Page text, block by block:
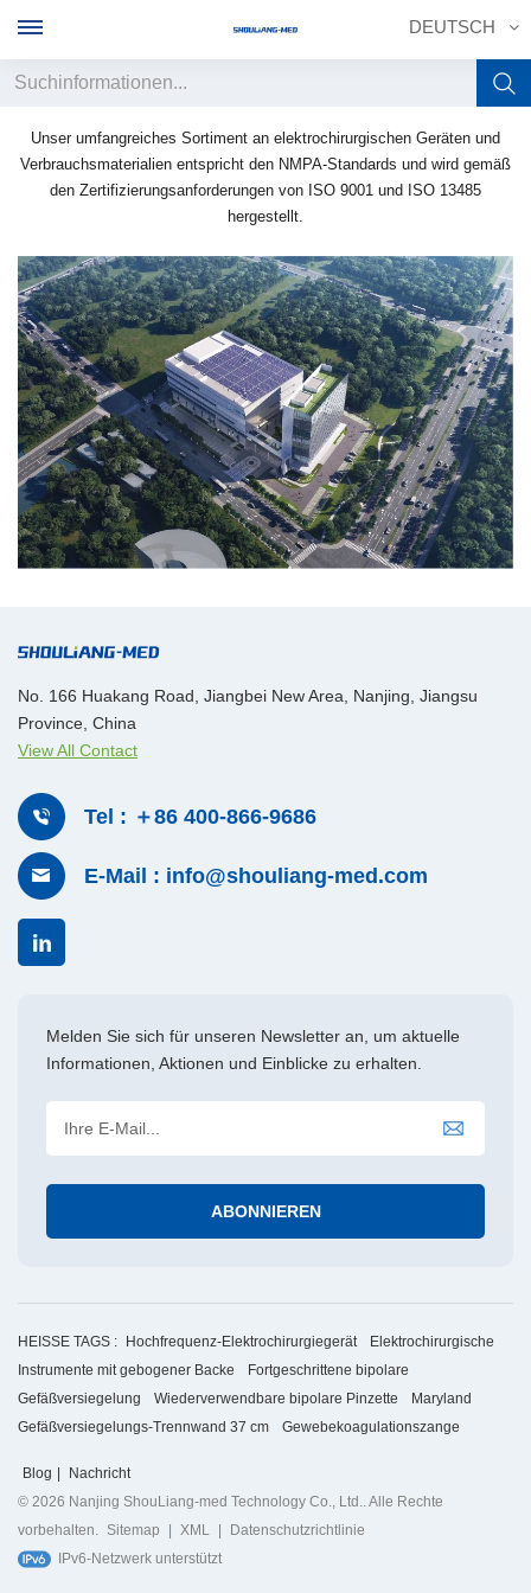
DEUTSCH
English
français
русский
italiano
español
português
中文
Unser umfangreiches Sortiment an elektrochirurgischen Geräten und
Verbrauchsmaterialien entspricht den NMPA-Standards und wird gemäß
den Zertifizierungsanforderungen von ISO 9001 und ISO 13485
hergestellt.
No. 166 Huakang Road, Jiangbei New Area, Nanjing, Jiangsu
Province, China
View All Contact
Tel : ＋86 400-866-9686
E-Mail : info@shouliang-med.com
Melden Sie sich für unseren Newsletter an, um aktuelle
Informationen, Aktionen und Einblicke zu erhalten.
HEISSE TAGS : Hochfrequenz-Elektrochirurgiegerät
Elektrochirurgische
Instrumente mit gebogener Backe
Fortgeschrittene bipolare
Gefäßversiegelung
Wiederverwendbare bipolare Pinzette
Maryland
Gefäßversiegelungs-Trennwand 37 cm
Gewebekoagulationszange
Blog
Nachricht
© 2026 Nanjing ShouLiang-med Technology Co., Ltd.. Alle Rechte
vorbehalten. Sitemap XML
Datenschutzrichtlinie
IPv6-Netzwerk unterstützt